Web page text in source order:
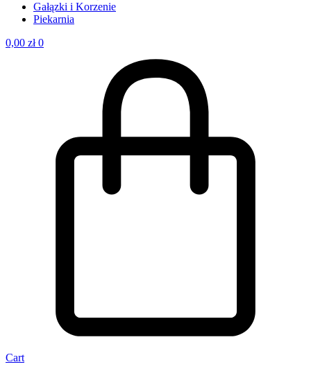
Gałązki i Korzenie
Piekarnia
0,00 zł 0
Cart